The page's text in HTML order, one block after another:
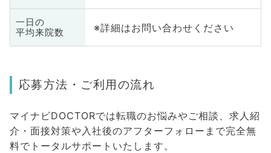
一日の
平均来院数
※詳細はお問い合わせください
応募方法・ご利用の流れ
マイナビDOCTORでは転職のお悩みやご相談、求人紹
介・面接対策や入社後のアフターフォローまで完全無
料でトータルサポートいたします。